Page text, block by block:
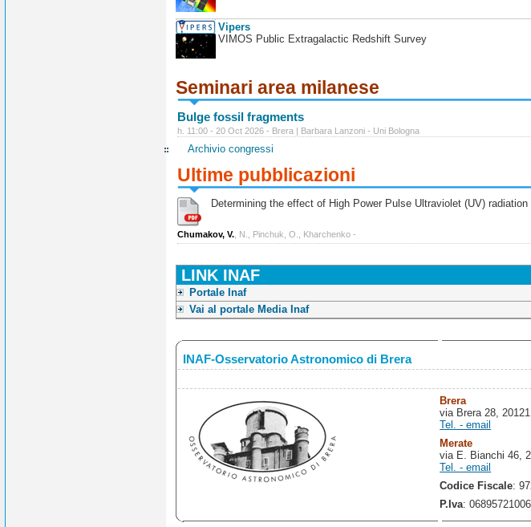
Vipers
VIMOS Public Extragalactic Redshift Survey
Seminari area milanese
Bulge fossil fragments
h. 11:00 - 20 Oct 2026 - Brera | Barbara Lanzoni - Uni Bologna
Archivio congressi
Ultime pubblicazioni
Determining the effect of High Power Pulse Ultraviolet (UV) radiation
Chumakov, V. , N., Pinchuk, O., Kharchenko -
LINK INAF
Portale Inaf
Vai al portale Media Inaf
INAF-Osservatorio Astronomico di Brera
Brera
via Brera 28,
Tel. - email
Merate
via E. Bianchi 46,
Tel. - email
Codice Fiscale:
P.Iva: 06895721006